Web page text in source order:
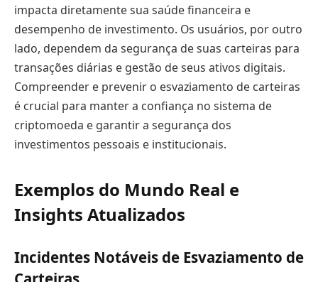
impacta diretamente sua saúde financeira e
desempenho de investimento. Os usuários, por outro
lado, dependem da segurança de suas carteiras para
transações diárias e gestão de seus ativos digitais.
Compreender e prevenir o esvaziamento de carteiras
é crucial para manter a confiança no sistema de
criptomoeda e garantir a segurança dos
investimentos pessoais e institucionais.
Exemplos do Mundo Real e
Insights Atualizados
Incidentes Notáveis de Esvaziamento de